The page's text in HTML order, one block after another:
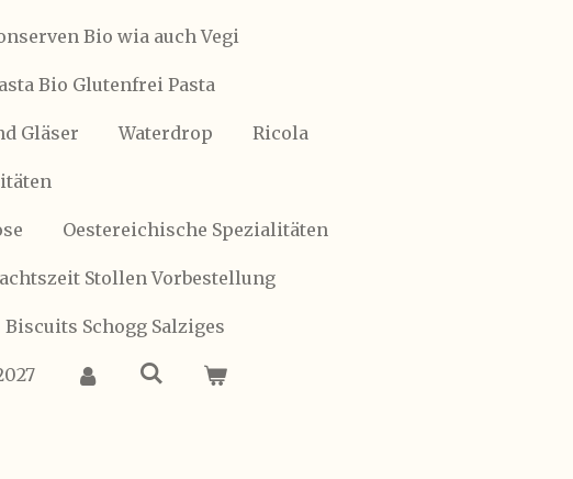
Bio wia auch Vegi
Bio Glutenfrei Pasta
Gläser Waterdrop Ricola
Oestereichische Spezialitäten
Stollen Vorbestellung
Biscuits Schogg Salziges